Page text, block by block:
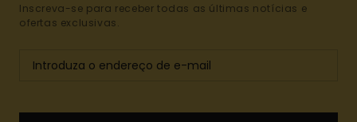
Inscreva-se para receber todas as últimas notícias e
ofertas exclusivas.